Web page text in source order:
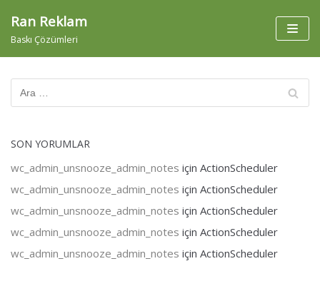
İçeriğe
geç
Ran Reklam
Baskı Çözümleri
SON YORUMLAR
wc_admin_unsnooze_admin_notes için ActionScheduler
wc_admin_unsnooze_admin_notes için ActionScheduler
wc_admin_unsnooze_admin_notes için ActionScheduler
wc_admin_unsnooze_admin_notes için ActionScheduler
wc_admin_unsnooze_admin_notes için ActionScheduler